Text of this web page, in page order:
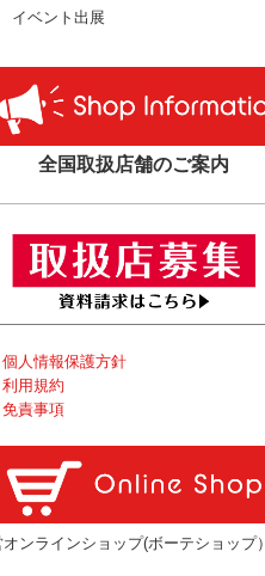
イベント出展
全国取扱店舗のご案内
個人情報保護方針
利用規約
免責事項
ンラインショップ(ボーテショップ）